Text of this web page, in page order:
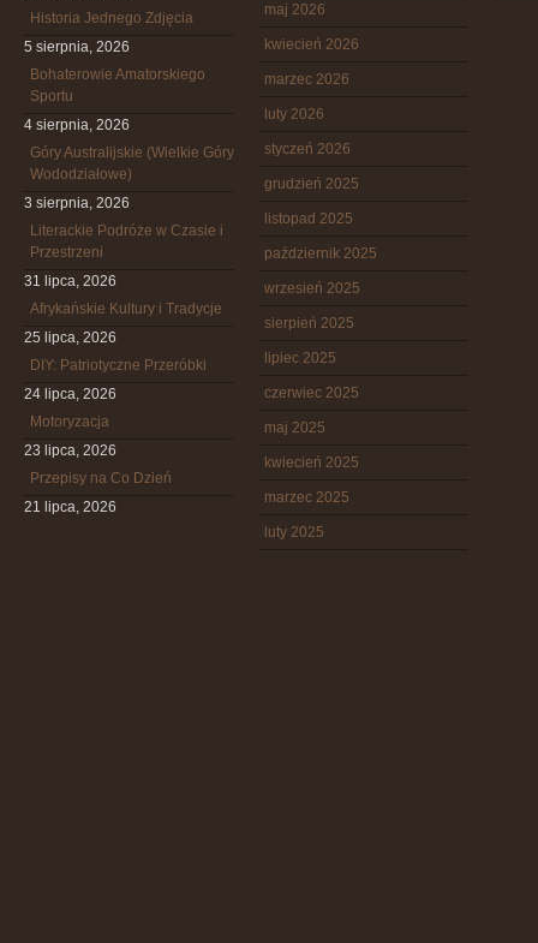
Historia Jednego Zdjęcia
5 sierpnia, 2026
Bohaterowie Amatorskiego
Sportu
4 sierpnia, 2026
Góry Australijskie (Wielkie Góry
Wododziałowe)
3 sierpnia, 2026
Literackie Podróże w Czasie i
Przestrzeni
31 lipca, 2026
Afrykańskie Kultury i Tradycje
25 lipca, 2026
DIY: Patriotyczne Przeróbki
24 lipca, 2026
Motoryzacja
23 lipca, 2026
Przepisy na Co Dzień
21 lipca, 2026
maj 2026
kwiecień 2026
marzec 2026
luty 2026
styczeń 2026
grudzień 2025
listopad 2025
październik 2025
wrzesień 2025
sierpień 2025
lipiec 2025
czerwiec 2025
maj 2025
kwiecień 2025
marzec 2025
luty 2025